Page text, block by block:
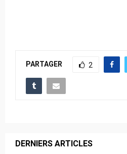
PARTAGER 2
DERNIERS ARTICLES